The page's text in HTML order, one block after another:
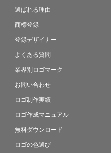
選ばれる理由
商標登録
登録デザイナー
よくある質問
業界別ロゴマーク
お問い合わせ
ロゴ制作実績
ロゴ作成マニュアル
無料ダウンロード
ロゴの色選び